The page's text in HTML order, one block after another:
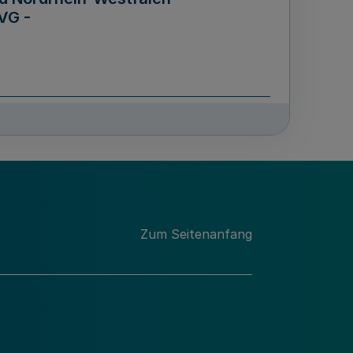
-
Männern für das Land
Zum Seitenanfang